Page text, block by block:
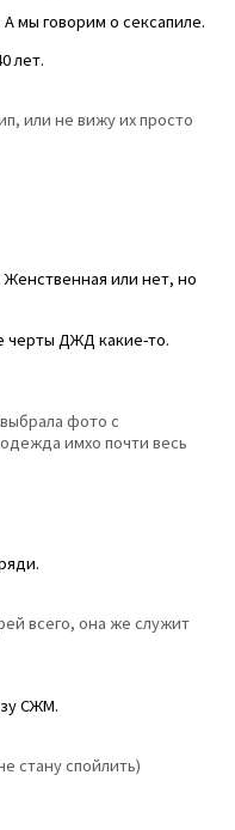
мы говорим о сексапиле.
лет.
или не вижу их просто
или нет, но
черты ДЖД какие-то.
фото с
имхо почти весь
всего, она же служит
СЖМ.
стану спойлить)